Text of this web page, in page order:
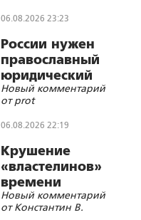
06.08.2026 23:23
России нужен
православный
юридический
СОБР
Новый комментарий
от prot
06.08.2026 22:19
Крушение
«властелинов»
времени
Новый комментарий
от Константин В.